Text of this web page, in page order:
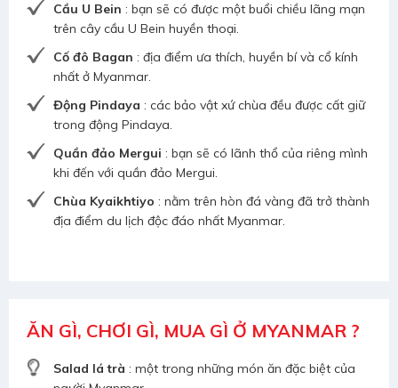
Cầu U Bein : bạn sẽ có được một buổi chiều lãng mạn
trên cây cầu U Bein huyền thoại.
Cố đô Bagan : địa điểm ưa thích, huyền bí và cổ kính
nhất ở Myanmar.
Động Pindaya : các bảo vật xứ chùa đều được cất giữ
trong động Pindaya.
Quần đảo Mergui : bạn sẽ có lãnh thổ của riêng mình
khi đến với quần đảo Mergui.
Chùa Kyaikhtiyo : nằm trên hòn đá vàng đã trở thành
địa điểm du lịch độc đáo nhất Myanmar.
ĂN GÌ, CHƠI GÌ, MUA GÌ Ở MYANMAR ?
Salad lá trà : một trong những món ăn đặc biệt của